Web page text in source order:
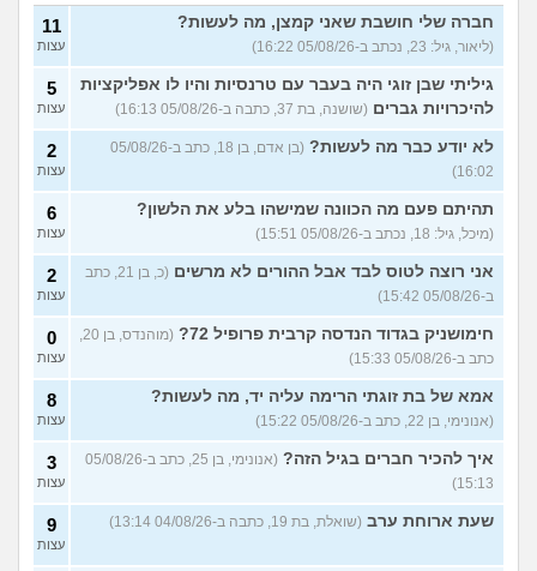
כשרבתי עם בת הזוג שלי,
דחפתי אותה מתוך כעס. איך
להתמודד?
(אלכס, שם בדוי, בן
40)
13
עצות
איך להסביר לה שאני רוצה
להיפרד?
(עידן, בן 27)
20
עצות
בעיות ביני לבית הזוג, מה
לעשות?
6
עצות
לא משלמת בדייטים
(אלי, בן
29)
9
עצות
יוצאת איתו היום לדייט ראשון 3
עצות
בטיילת או מועדון?
(רואי, בן
26)
8
עצות
לוקח אותי לדייטים גרועים
האם להמשיך?
(נטע, בת 21)
17
עצות
עוד שאלות חדשות במדור
חברה שלי חושבת שאני קמצן, מה לעשות?
(ליאור, גיל: 23, נכתב ב-05/08/26 16:22)
11
עצות
גיליתי שבן זוגי היה בעבר עם טרנסיות והיו לו אפליקציות
להיכרויות גברים (שושנה, בת 37, כתבה ב-05/08/26 16:13)
5
עצות
לא יודע כבר מה לעשות?
(בן אדם, בן 18, כתב ב-05/08/26
16:02)
2
עצות
תהיתם פעם מה הכוונה שמישהו בלע את הלשון?
(מיכל, גיל: 18, נכתב ב-05/08/26 15:51)
6
עצות
אני רוצה לטוס לבד אבל ההורים לא מרשים
(כ, בן 21, כתב
ב-05/08/26 15:42)
2
עצות
חימושניק בגדוד הנדסה קרבית פרופיל 72?
(מוהנדס, בן 20,
כתב ב-05/08/26 15:33)
0
עצות
אמא של בת זוגתי הרימה עליה יד, מה לעשות?
(אנונימי, בן 22, כתב ב-05/08/26 15:22)
8
עצות
איך להכיר חברים בגיל הזה?
(אנונימי, בן 25, כתב ב-05/08/26
15:13)
3
עצות
שעת ארוחת ערב (שואלת, בת 19, כתבה ב-04/08/26 13:14) 9
עצות